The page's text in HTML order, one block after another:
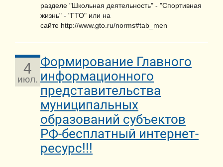
разделе "Школьная деятельность" - "Спортивная
жизнь" - "ГТО" или на
сайте http://www.gto.ru/norms#tab_men
4
июл.
Формирование Главного
информационного
представительства
муниципальных
образований субъектов
РФ-бесплатный интернет-
ресурс!!!